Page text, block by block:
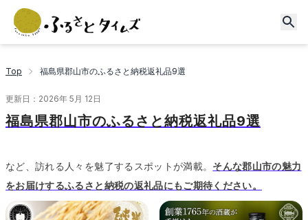
Top 福島県郡山市のふるさと納税返礼品9選
更新日： 2026年 5月 12日
福島県郡山市のふるさと納税返礼品9選
など、訪れる人々を魅了するスポットが満載。 そんな郡山市の魅力
をお届けするふるさと納税の返礼品にもご期待ください。